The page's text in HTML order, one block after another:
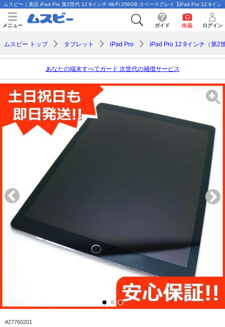
ムスビー｜美品 iPad Pro 第2世代 12.9インチ Wi-Fi 256GB スペースグレイ【iPad Pro 12.9イン
メニュー ガイド 出品 ログイン
ムスビー トップ タブレット iPad Pro iPad Pro 12.9インチ（第2
あなたの端末すべてガード 次世代の補償サービス
#27760201